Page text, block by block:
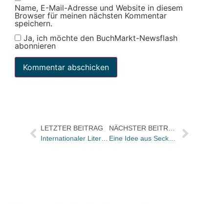
Name, E-Mail-Adresse und Website in diesem
Browser für meinen nächsten Kommentar
speichern.
Ja, ich möchte den BuchMarkt-Newsflash
abonnieren
LETZTER BEITRAG
Internationaler Literaturpreis 2015: Die Shortlist steht